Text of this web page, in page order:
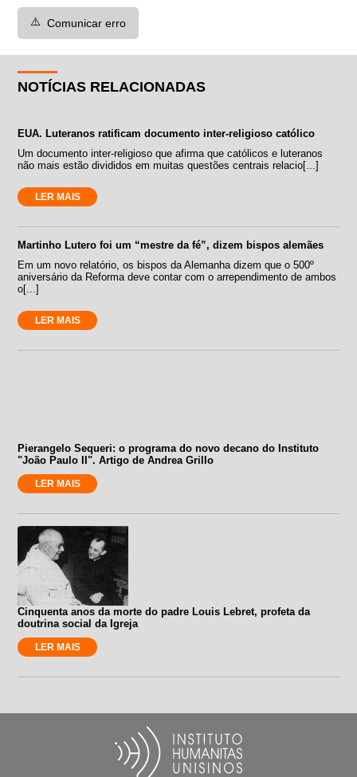
⚠️ Comunicar erro
NOTÍCIAS RELACIONADAS
EUA. Luteranos ratificam documento inter-religioso católico
Um documento inter-religioso que afirma que católicos e luteranos
não mais estão divididos em muitas questões centrais relacio[...]
LER MAIS
Martinho Lutero foi um “mestre da fé”, dizem bispos alemães
Em um novo relatório, os bispos da Alemanha dizem que o 500º
aniversário da Reforma deve contar com o arrependimento de ambos
o[...]
LER MAIS
Pierangelo Sequeri: o programa do novo decano do Instituto
"João Paulo II". Artigo de Andrea Grillo
LER MAIS
Cinquenta anos da morte do padre Louis Lebret, profeta da
doutrina social da Igreja
LER MAIS